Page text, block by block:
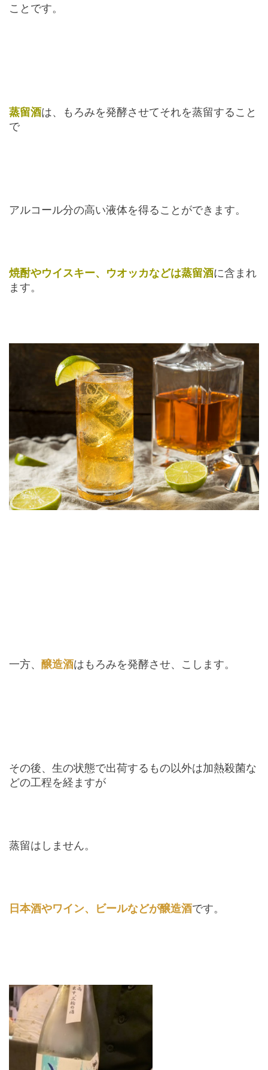
ことです。
蒸留酒は、もろみを発酵させてそれを蒸留すること
で
アルコール分の高い液体を得ることができます。
焼酎やウイスキー、ウオッカなどは蒸留酒に含まれ
ます。
一方、 醸造酒はもろみを発酵させ、こします。
その後、生の状態で出荷するもの以外は加熱殺菌な
どの工程を経ますが
蒸留はしません。
日本酒やワイン、ビールなどが醸造酒です。